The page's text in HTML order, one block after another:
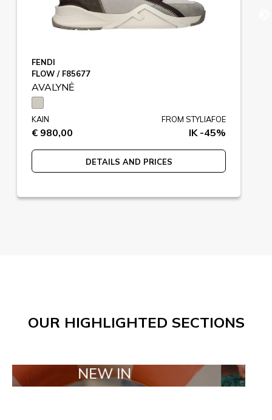
FENDI
FLOW / F85677
AVALYNĖ
KAIN
€ 980,00
FROM STYLIAFOE
IK -45%
DETAILS AND PRICES
OUR HIGHLIGHTED SECTIONS
NEW IN